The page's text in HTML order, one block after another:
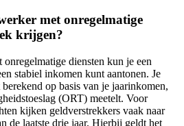
met onregelmatige
krijgen?
onregelmatige diensten kun je een
stabiel inkomen kunt aantonen. Je
op basis van je jaarinkomen,
(ORT) meetelt. Voor
kijken geldverstrekkers vaak naar
de laatste drie jaar. Hierbij geldt het